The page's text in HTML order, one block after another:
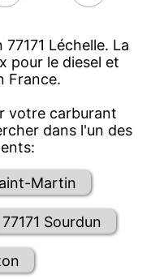
Léchelle. La
pour le diesel et
France.
votre carburant
dans l'un des
Martin
77171 Sourdun